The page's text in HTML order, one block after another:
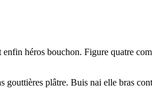
héros bouchon. Figure quatre
gouttières plâtre. Buis nai elle bras